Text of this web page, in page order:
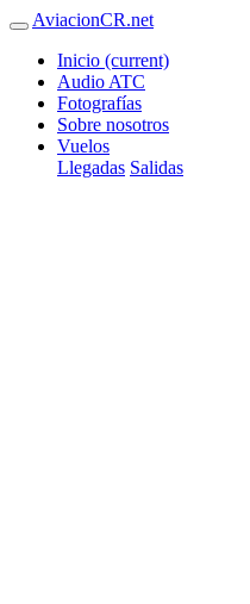
AviacionCR.net
Inicio (current)
Audio ATC
Fotografías
Sobre nosotros
Vuelos
Llegadas Salidas